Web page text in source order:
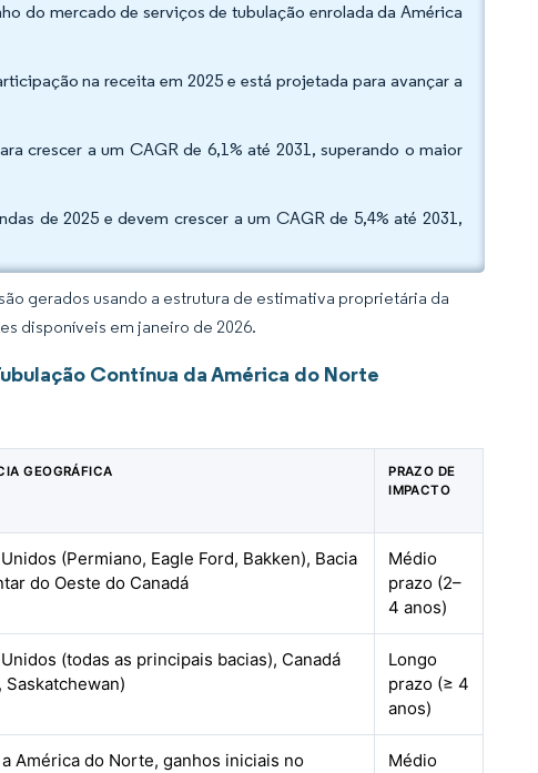
do mercado de serviços de tubulação enrolada da América
na receita em 2025 e está projetada para avançar a
crescer a um CAGR de 6,1% até 2031, superando o maior
de 2025 e devem crescer a um CAGR de 5,4% até 2031,
gerados usando a estrutura de estimativa proprietária da
disponíveis em janeiro de 2026.
Contínua da América do Norte
GEOGRÁFICA
PRAZO DE
IMPACTO
(Permiano, Eagle Ford, Bakken), Bacia
do Oeste do Canadá
Médio
prazo (2–
4 anos)
(todas as principais bacias), Canadá
Saskatchewan)
Longo
prazo (≥ 4
anos)
a América do Norte, ganhos iniciais no
Médio